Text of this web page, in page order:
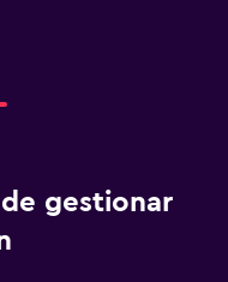
gestionar